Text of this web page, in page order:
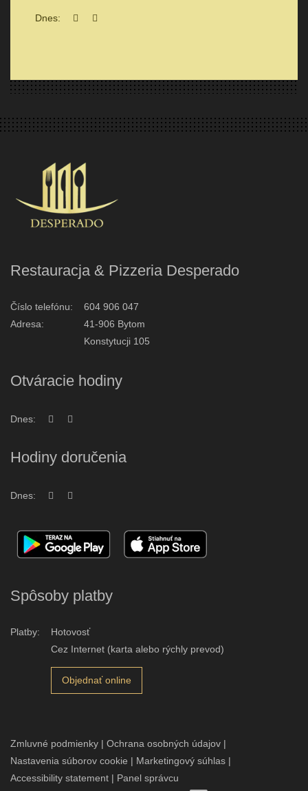
Dnes:
Restauracja & Pizzeria Desperado
Číslo telefónu:
604 906 047
Adresa:
41-906 Bytom
Konstytucji 105
Otváracie hodiny
Dnes:
Hodiny doručenia
Dnes:
Spôsoby platby
Platby:
Hotovosť
Cez Internet (karta alebo rýchly prevod)
Objednať online
Zmluvné podmienky | Ochrana osobných údajov |
Nastavenia súborov cookie | Marketingový súhlas |
Accessibility statement | Panel správcu